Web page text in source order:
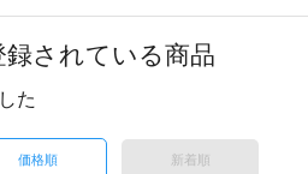
録されている商品
た
価格順 新着順